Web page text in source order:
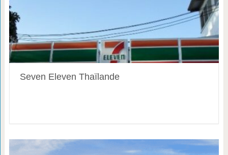
Seven Eleven Thaïlande